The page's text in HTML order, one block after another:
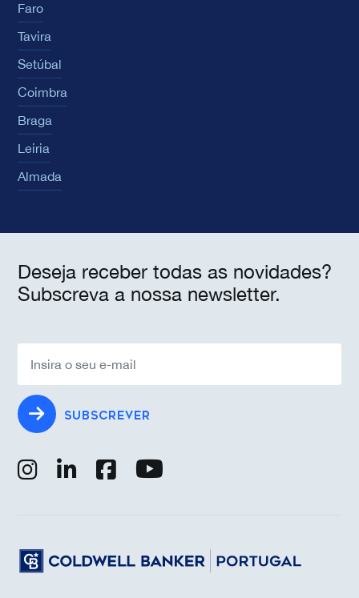
Faro
Tavira
Setúbal
Coimbra
Braga
Leiria
Almada
Deseja receber todas as novidades?
Subscreva a nossa newsletter.
SUBSCREVER